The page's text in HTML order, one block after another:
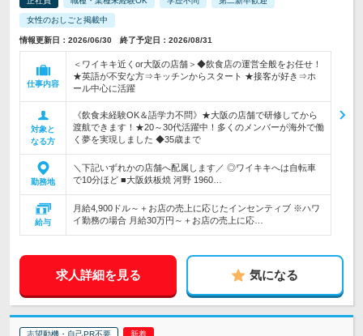
女性のおしごと掲載中
情報更新日：2026/06/30 終了予定日：2026/08/31
仕事内容
＜ワイキキ近くor大阪の店舗＞◆飲食店の運営全般をお任せ！
★英語が不安な方⇒キッチンからスタート ★接客が好き⇒ホ
ール中心に活躍
対象と
なる方
《飲食未経験OK＆語学力不問》★大阪の店舗で研修してから
渡航できます！★20～30代活躍中！多くのメンバーが海外で働
く夢を実現しました ◆35歳まで
勤務地
＼下記いずれかの店舗へ配属します／ ◎ワイキキへは自転車
で10分ほど ■大阪鉄板焼 河野 1960…
給与
月給4,900ドル～＋お店の売上に応じたインセンティブ ※ハワ
イ勤務の場合 月給30万円～＋お店の売上に応…
求人詳細を見る 気になる
志望動機・自己PR不要